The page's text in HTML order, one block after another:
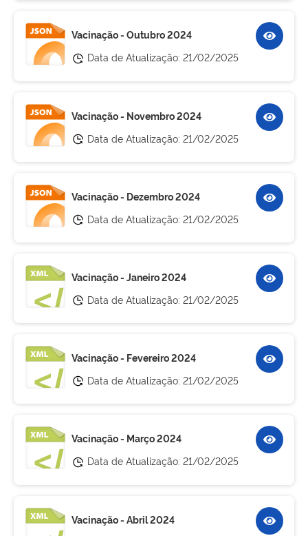
Vacinação - Outubro 2024
Data de Atualização: 21/02/2025
Vacinação - Novembro 2024
Data de Atualização: 21/02/2025
Vacinação - Dezembro 2024
Data de Atualização: 21/02/2025
Vacinação - Janeiro 2024
Data de Atualização: 21/02/2025
Vacinação - Fevereiro 2024
Data de Atualização: 21/02/2025
Vacinação - Março 2024
Data de Atualização: 21/02/2025
Vacinação - Abril 2024